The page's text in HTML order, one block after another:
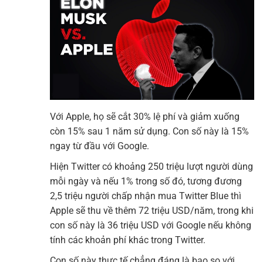
Với Apple, họ sẽ cắt 30% lệ phí và giảm xuống
còn 15% sau 1 năm sử dụng. Con số này là 15%
ngay từ đầu với Google.
Hiện Twitter có khoảng 250 triệu lượt người dùng
mỗi ngày và nếu 1% trong số đó, tương đương
2,5 triệu người chấp nhận mua Twitter Blue thì
Apple sẽ thu về thêm 72 triệu USD/năm, trong khi
con số này là 36 triệu USD với Google nếu không
tính các khoản phí khác trong Twitter.